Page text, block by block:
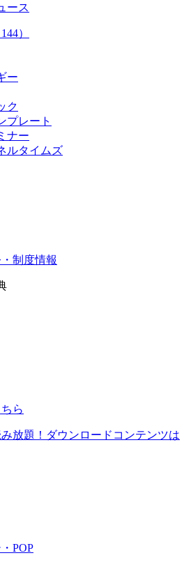
ース
）
ー
ク
プレート
ナー
ルタイムズ
制度情報
ら
放題！ダウンロードコンテンツは
POP